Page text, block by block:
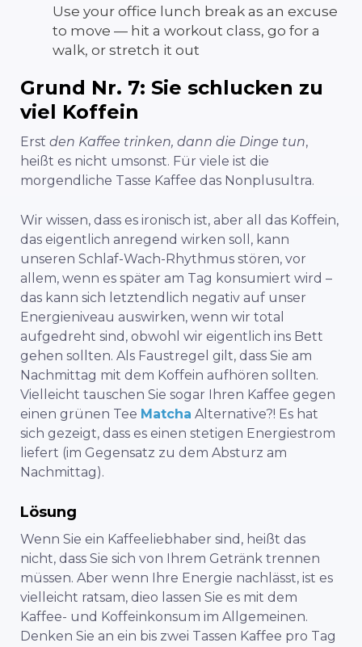
Use your office lunch break as an excuse
to move — hit a workout class, go for a
walk, or stretch it out
Grund Nr. 7: Sie schlucken zu
viel Koffein
Erst den Kaffee trinken, dann die Dinge tun,
heißt es nicht umsonst. Für viele ist die
morgendliche Tasse Kaffee das Nonplusultra.
Wir wissen, dass es ironisch ist, aber all das Koffein,
das eigentlich anregend wirken soll, kann
unseren Schlaf-Wach-Rhythmus stören, vor
allem, wenn es später am Tag konsumiert wird –
das kann sich letztendlich negativ auf unser
Energieniveau auswirken, wenn wir total
aufgedreht sind, obwohl wir eigentlich ins Bett
gehen sollten. Als Faustregel gilt, dass Sie am
Nachmittag mit dem Koffein aufhören sollten.
Vielleicht tauschen Sie sogar Ihren Kaffee gegen
einen grünen Tee Matcha Alternative?! Es hat
sich gezeigt, dass es einen stetigen Energiestrom
liefert (im Gegensatz zu dem Absturz am
Nachmittag).
Lösung
Wenn Sie ein Kaffeeliebhaber sind, heißt das
nicht, dass Sie sich von Ihrem Getränk trennen
müssen. Aber wenn Ihre Energie nachlässt, ist es
vielleicht ratsam, dieo lassen Sie es mit dem
Kaffee- und Koffeinkonsum im Allgemeinen.
Denken Sie an ein bis zwei Tassen Kaffee pro Tag